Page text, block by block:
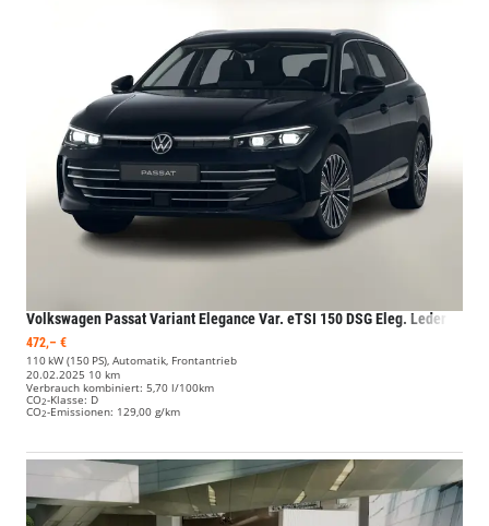
Volkswagen Passat VariantElegance Var. eTSI 150 DSG Eleg. Leder Matrix Nav+
472,– €
110 kW (150 PS), Automatik, Frontantrieb
20.02.2025 10 km
Verbrauch kombiniert: 5,70 l/100km
CO2-Klasse: D
CO2-Emissionen: 129,00 g/km